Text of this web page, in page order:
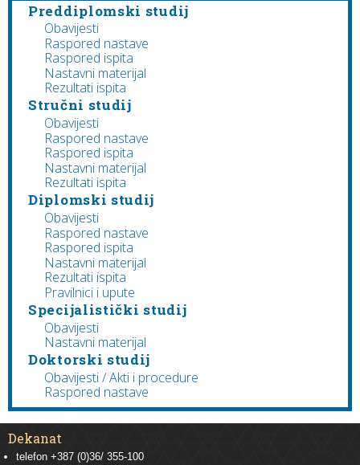
Preddiplomski studij
Obavijesti
Raspored nastave
Raspored ispita
Nastavni materijal
Rezultati ispita
Stručni studij
Obavijesti
Raspored nastave
Raspored ispita
Nastavni materijal
Rezultati ispita
Diplomski studij
Obavijesti
Raspored nastave
Raspored ispita
Nastavni materijal
Rezultati ispita
Pravilnici i upute
Specijalistički studij
Obavijesti
Nastavni materijal
Doktorski studij
Obavijesti / Akti i procedure
Raspored nastave
Dekanat
telefon +387 (0)36/ 355-100